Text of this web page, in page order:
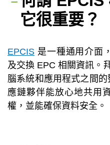
它很重要？
EPCIS 是一種通用介面
及交換 EPC 相關資訊。
腦系統和應用程式之間
應鏈夥伴能放心地共用
權，並能確保資料安全。